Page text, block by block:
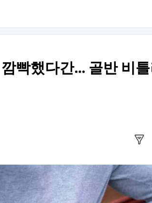
깜빡했다간… 골반 비